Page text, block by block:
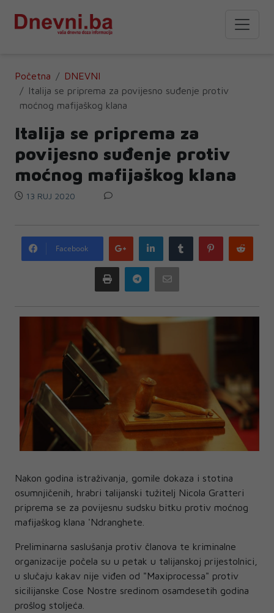
Početna
DNEVNI
Italija se priprema za povijesno suđenje protiv
moćnog mafijaškog klana
Italija se priprema za
povijesno suđenje protiv
moćnog mafijaškog klana
13 RUJ 2020
Facebook
Google
plus
LinkedIn Tumblr Pinterest
Print Telegram
Nakon godina istraživanja, gomile dokaza i stotina
osumnjičenih, hrabri talijanski tužitelj Nicola Gratteri
priprema se za povijesnu sudsku bitku protiv moćnog
mafijaškog klana 'Ndranghete.
Preliminarna saslušanja protiv članova te kriminalne
organizacije počela su u petak u talijanskoj prijestolnici,
u slučaju kakav nije viđen od "Maxiprocessa" protiv
sicilijanske Cose Nostre sredinom osamdesetih godina
prošlog stoljeća.